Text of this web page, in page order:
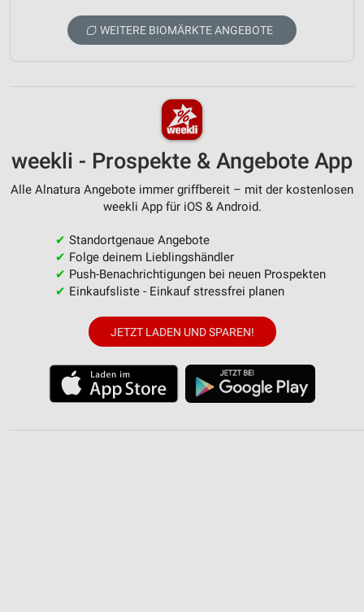
WEITERE BIOMÄRKTE ANGEBOTE
weekli - Prospekte & Angebote App
Alle Alnatura Angebote immer griffbereit – mit der kostenlosen
weekli App für iOS & Android.
✔ Standortgenaue Angebote
✔ Folge deinem Lieblingshändler
✔ Push-Benachrichtigungen bei neuen Prospekten
✔ Einkaufsliste - Einkauf stressfrei planen
JETZT LADEN UND SPAREN!